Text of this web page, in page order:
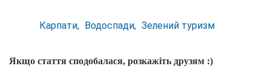
Карпати Водоспади Зелений туризм
Якщо стаття сподобалася, розкажіть друзям :)